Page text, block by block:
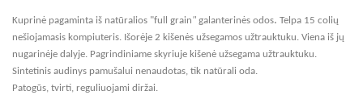
Kuprinė pagaminta iš natūralios "full grain" galanterinės odos. Telpa 15 colių
nešiojamasis kompiuteris. Išorėje 2 kišenės užsegamos užtrauktuku. Viena iš jų
nugarinėje dalyje. Pagrindiniame skyriuje kišenė užsegama užtrauktuku.
Sintetinis audinys pamušalui nenaudotas, tik natūrali oda.
Patogūs, tvirti, reguliuojami diržai.